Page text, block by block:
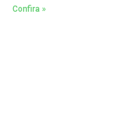
Confira »